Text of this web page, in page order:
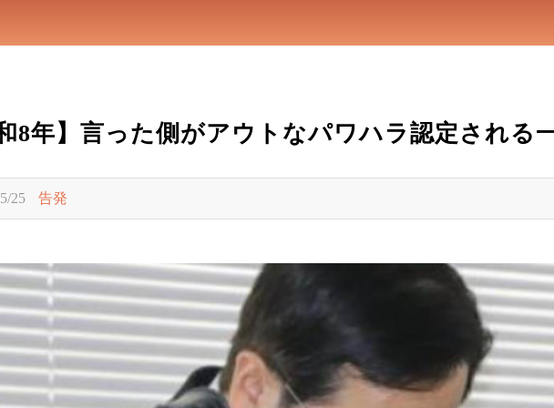
和8年】言った側がアウトなパワハラ認定される
25 告発